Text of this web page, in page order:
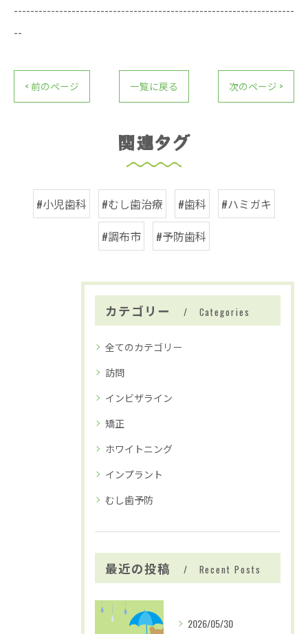
--------------------------------------------------------------------
--
< 前のページ 一覧に戻る 次のページ >
関連タグ
#小児歯科 #むし歯治療 #歯科
#ハミガキ
#調布市
#予防歯科
カテゴリー Categories
全てのカテゴリー
訪問
インビザライン
矯正
ホワイトニング
インプラント
むし歯予防
最近の投稿 Recent Posts
2026/05/30